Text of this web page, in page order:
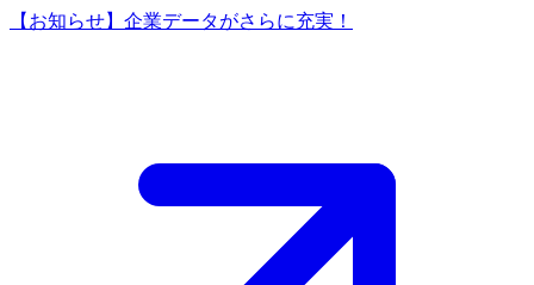
【お知らせ】企業データがさらに充実！